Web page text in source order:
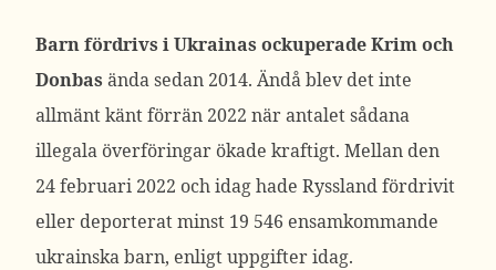
Barn fördrivs i Ukrainas ockuperade Krim och
Donbas ända sedan 2014. Ändå blev det inte
allmänt känt förrän 2022 när antalet sådana
illegala överföringar ökade kraftigt. Mellan den
24 februari 2022 och idag hade Ryssland fördrivit
eller deporterat minst 19 546 ensamkommande
ukrainska barn, enligt uppgifter idag.